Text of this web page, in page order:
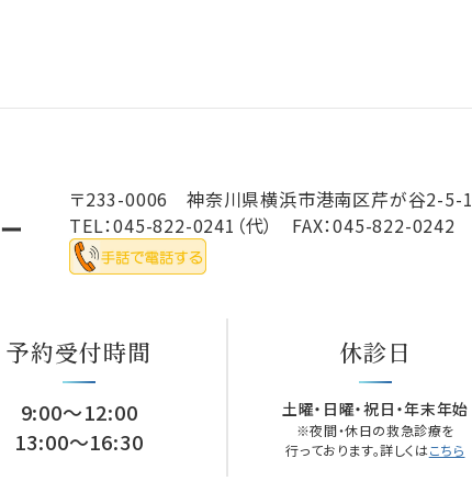
〒233-0006 神奈川県横浜市港南区芹が谷2-5-1
TEL：045-822-0241 （代） FAX：045-822-0242
予約受付時間
9:00～12:00
13:00～16:30
休診日
土曜・日曜・祝日・年末年始
※夜間・休日の救急診療を
行っております。詳しくはこちら